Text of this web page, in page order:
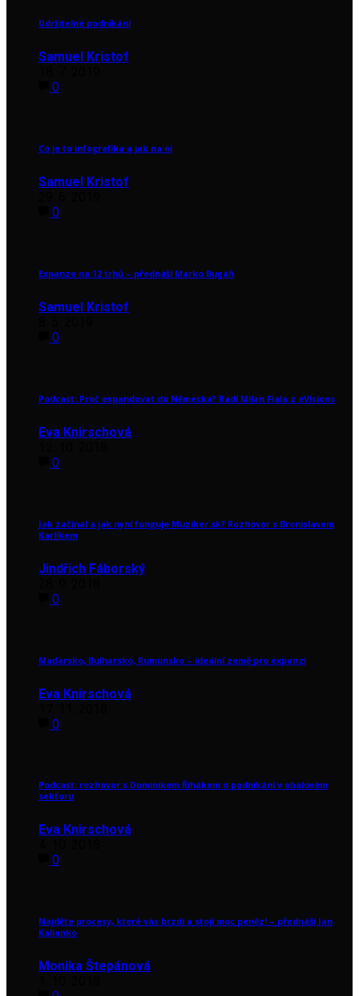
Udržitelné podnikání
Samuel Kristof
0
Co je to infografika a jak na ni
Samuel Kristof
0
Expanze na 12 trhů – přednáší Marko Bugáň
Samuel Kristof
0
Podcast: Proč expandovat do Německa? Radí Milan Fiala z eVisions
Eva Knirschová
0
Jak začínal a jak nyní funguje Muziker.sk? Rozhovor s Bronislavem
Karlíkem
Jindřich Fáborský
0
Maďarsko, Bulharsko, Rumunsko – ideální země pro expanzi
Eva Knirschová
0
Podcast: rozhovor s Dominikem Řihákem o podnikání v obalovém
sektoru
Eva Knirschová
0
Najděte procesy, které vás brzdí a stojí moc peněz! – přednáší Jan
Kalianko
Monika Štepánová